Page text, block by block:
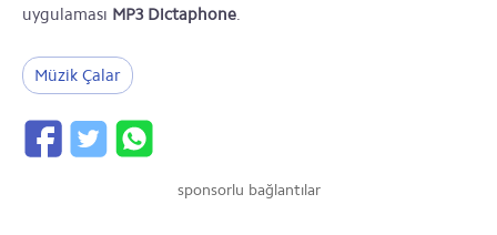
uygulaması MP3 Dictaphone.
Müzik Çalar
sponsorlu bağlantılar